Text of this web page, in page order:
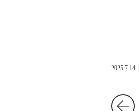
2025.7.14